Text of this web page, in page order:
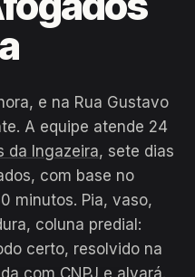
e na Rua Gustavo
A equipe atende 24
da Ingazeira, sete dias
com base no
minutos. Pia, vaso,
coluna predial:
certo, resolvido na
com CNPJ e alvará.